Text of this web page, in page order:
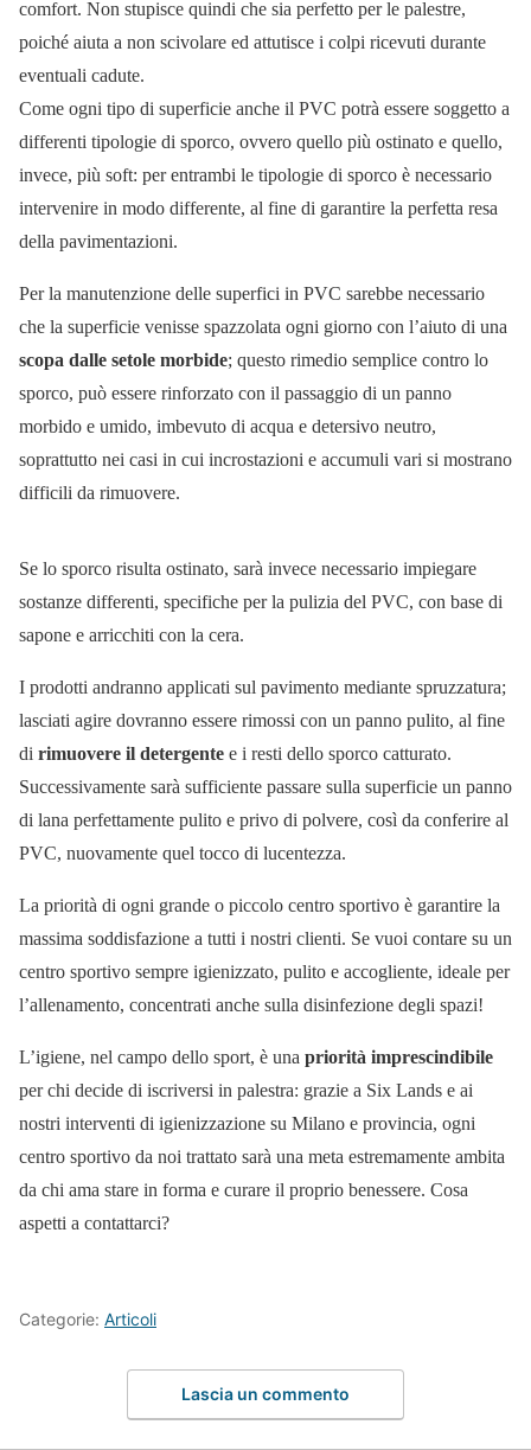
comfort. Non stupisce quindi che sia perfetto per le palestre,
poiché aiuta a non scivolare ed attutisce i colpi ricevuti durante
eventuali cadute.
Come ogni tipo di superficie anche il PVC potrà essere soggetto a
differenti tipologie di sporco, ovvero quello più ostinato e quello,
invece, più soft: per entrambi le tipologie di sporco è necessario
intervenire in modo differente, al fine di garantire la perfetta resa
della pavimentazioni.
Per la manutenzione delle superfici in PVC sarebbe necessario
che la superficie venisse spazzolata ogni giorno con l’aiuto di una
scopa dalle setole morbide; questo rimedio semplice contro lo
sporco, può essere rinforzato con il passaggio di un panno
morbido e umido, imbevuto di acqua e detersivo neutro,
soprattutto nei casi in cui incrostazioni e accumuli vari si mostrano
difficili da rimuovere.
Se lo sporco risulta ostinato, sarà invece necessario impiegare
sostanze differenti, specifiche per la pulizia del PVC, con base di
sapone e arricchiti con la cera.
I prodotti andranno applicati sul pavimento mediante spruzzatura;
lasciati agire dovranno essere rimossi con un panno pulito, al fine
di rimuovere il detergente e i resti dello sporco catturato.
Successivamente sarà sufficiente passare sulla superficie un panno
di lana perfettamente pulito e privo di polvere, così da conferire al
PVC, nuovamente quel tocco di lucentezza.
La priorità di ogni grande o piccolo centro sportivo è garantire la
massima soddisfazione a tutti i nostri clienti. Se vuoi contare su un
centro sportivo sempre igienizzato, pulito e accogliente, ideale per
l’allenamento, concentrati anche sulla disinfezione degli spazi!
L’igiene, nel campo dello sport, è una priorità imprescindibile
per chi decide di iscriversi in palestra: grazie a Six Lands e ai
nostri interventi di igienizzazione su Milano e provincia, ogni
centro sportivo da noi trattato sarà una meta estremamente ambita
da chi ama stare in forma e curare il proprio benessere. Cosa
aspetti a contattarci?
Categorie: Articoli
Lascia un commento